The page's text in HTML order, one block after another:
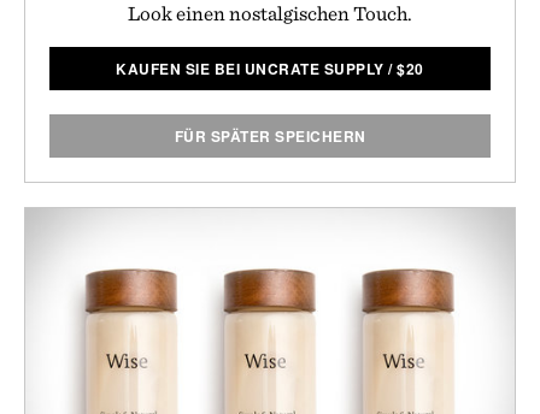
Look einen nostalgischen Touch.
KAUFEN SIE BEI UNCRATE SUPPLY /$20
FÜR SPÄTER SPEICHERN